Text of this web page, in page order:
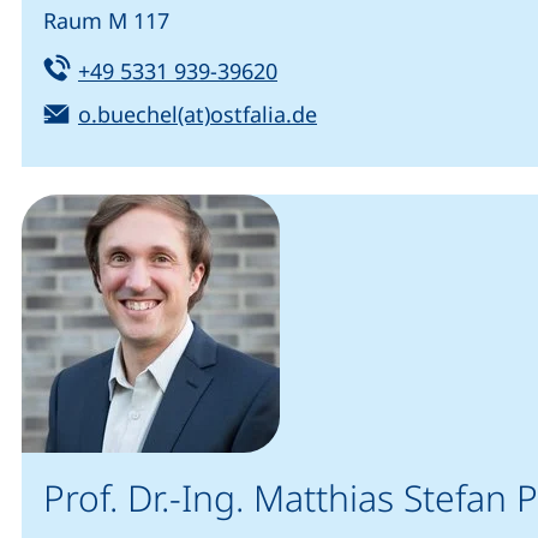
Raum M 117
Tel:
+49 5331 939-39620(startet einen
E-Mail:
o.buechel(at)ostfalia.de(öffnet Ihr E-Mail-
Prof. Dr.-Ing. Matthias Stefan